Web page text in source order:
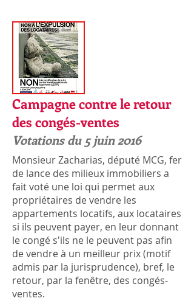
Campagne contre le retour
des congés-ventes
Votations du 5 juin 2016
Monsieur Zacharias, député MCG, fer
de lance des milieux immobiliers a
fait voté une loi qui permet aux
propriétaires de vendre les
appartements locatifs, aux locataires
si ils peuvent payer, en leur donnant
le congé s'ils ne le peuvent pas afin
de vendre à un meilleur prix (motif
admis par la jurisprudence), bref, le
retour, par la fenêtre, des congés-
ventes.